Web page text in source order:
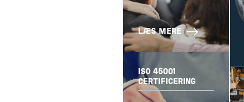
LÆS MERE
ISO 45001
CERTIFICERING